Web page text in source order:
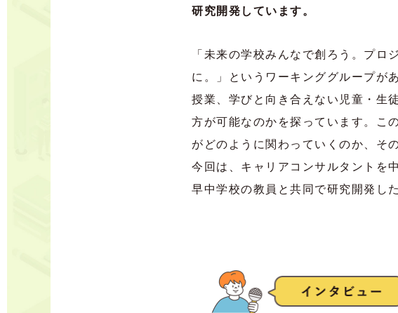
研究開発しています。
「未来の学校みんなで創ろう。プ
に。」というワーキンググループが
授業、学びと向き合えない児童・生
方が可能なのかを探っています。こ
がどのように関わっていくのか、そ
今回は、キャリアコンサルタントを
早中学校の教員と共同で研究開発し